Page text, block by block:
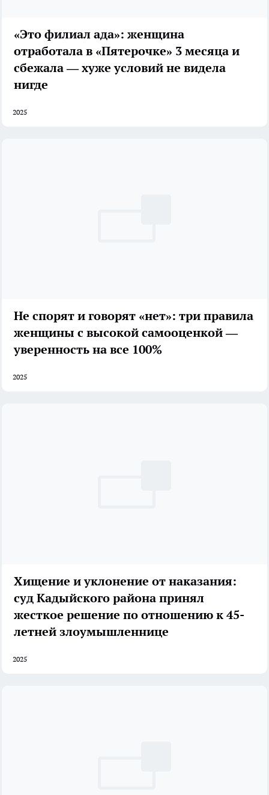
«Это филиал ада»: женщина
отработала в «Пятерочке» 3 месяца и
сбежала — хуже условий не видела
нигде
2025
Не спорят и говорят «нет»: три правила
женщины с высокой самооценкой —
уверенность на все 100%
2025
Хищение и уклонение от наказания:
суд Кадыйского района принял
жесткое решение по отношению к 45-
летней злоумышленнице
2025